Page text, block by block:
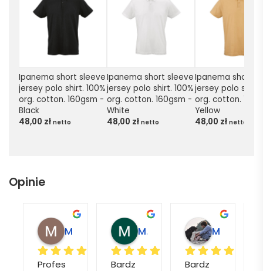
Ipanema short sleeve
jersey polo shirt. 100%
org. cotton. 160gsm -
Black
48,00 zł netto
Ipanema short sleeve
jersey polo shirt. 100%
org. cotton. 160gsm -
White
48,00 zł netto
Ipanema short
jersey polo shirt.
org. cotton.
Yellow
48,00 zł netto
Opinie
Profes
Marcin M.
Bardz
Bardz